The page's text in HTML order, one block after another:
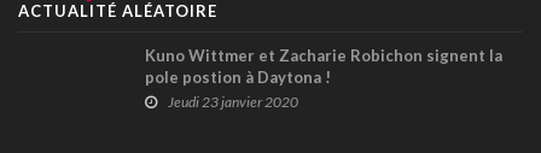
ACTUALITÉ ALÉATOIRE
Kuno Wittmer et Zacharie Robichon signent la
pole postion à Daytona !
Jeudi 23 janvier 2020